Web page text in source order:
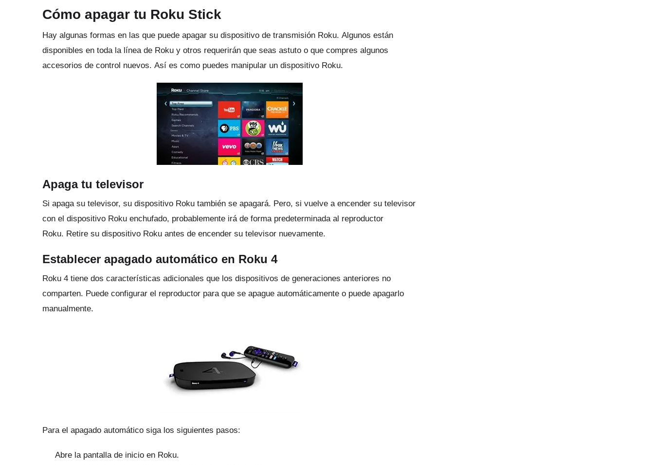
Cómo apagar tu Roku Stick
Hay algunas formas en las que puede apagar su dispositivo de transmisión Roku. Algunos están
disponibles en toda la línea de Roku y otros requerirán que seas astuto o que compres algunos
accesorios de control nuevos. Así es como puedes manipular un dispositivo Roku.
Apaga tu televisor
Si apaga su televisor, su dispositivo Roku también se apagará. Pero, si vuelve a encender su televisor
con el dispositivo Roku enchufado, probablemente irá de forma predeterminada al reproductor
Roku. Retire su dispositivo Roku antes de encender su televisor nuevamente.
Establecer apagado automático en Roku 4
Roku 4 tiene dos características adicionales que los dispositivos de generaciones anteriores no
comparten. Puede configurar el reproductor para que se apague automáticamente o puede apagarlo
manualmente.
Para el apagado automático siga los siguientes pasos:
Abre la pantalla de inicio en Roku.